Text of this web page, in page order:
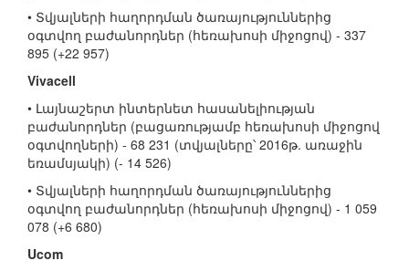
• Տվյալների հաղորդման ծառայություններից
օգտվող բաժանորդներ (հեռախոսի միջոցով) - 337
895 (+22 957)
Vivacell
• Լայնաշերտ ինտերնետ հասանելիության
բաժանորդներ (բացառությամբ հեռախոսի միջոցով
օգտվողների) - 68 231 (տվյալները՝ 2016թ. առաջին
եռամսյակի) (- 14 526)
• Տվյալների հաղորդման ծառայություններից
օգտվող բաժանորդներ (հեռախոսի միջոցով) - 1 059
078 (+6 680)
Ucom